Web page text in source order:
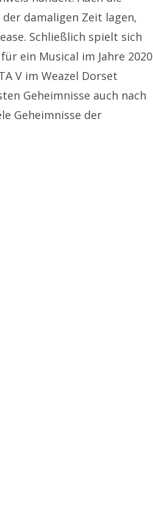
damaligen Zeit lagen,
Schließlich spielt sich
ein Musical im Jahre 2020
V im Weazel Dorset
Geheimnisse auch nach
Geheimnisse der